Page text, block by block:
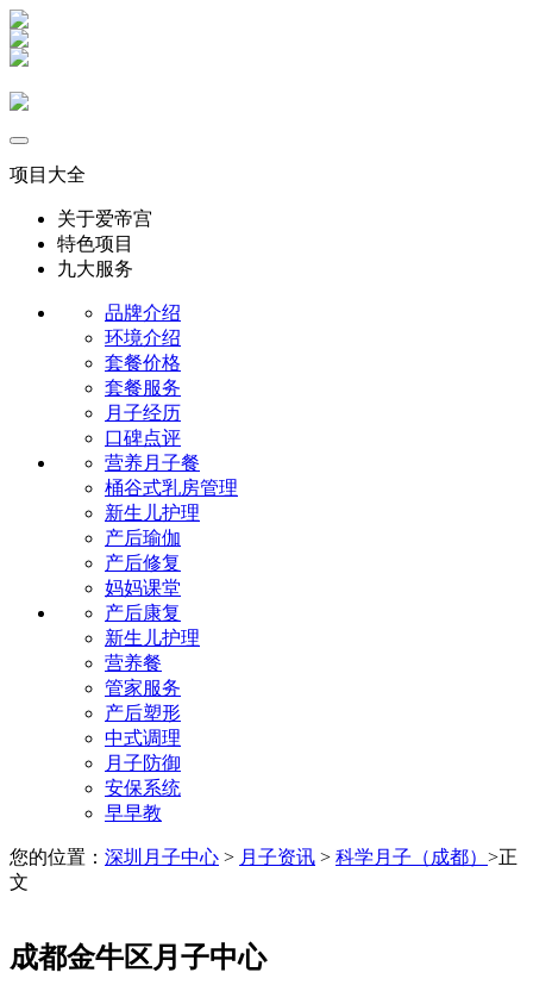
项目大全
关于爱帝宫
特色项目
九大服务
品牌介绍
环境介绍
套餐价格
套餐服务
月子经历
口碑点评
营养月子餐
桶谷式乳房管理
新生儿护理
产后瑜伽
产后修复
妈妈课堂
产后康复
新生儿护理
营养餐
管家服务
产后塑形
中式调理
月子防御
安保系统
早早教
您的位置： 深圳月子中心 > 月子资讯 > 科学月子（成都） >正
文
成都金牛区月子中心